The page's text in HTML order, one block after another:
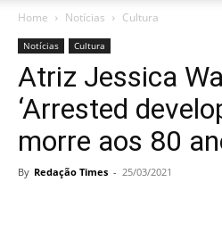
Home Notícias Cultura
Notícias Cultura
Atriz Jessica
‘Arrested
morre aos 80
By Redação Times - 25/03/2021